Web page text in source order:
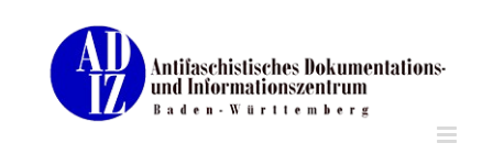
springen